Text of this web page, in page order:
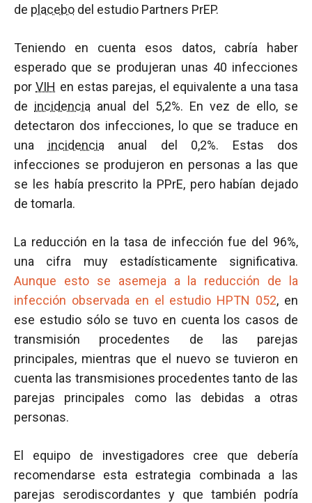
de placebo del estudio Partners PrEP.
Teniendo en cuenta esos datos, cabría haber
esperado que se produjeran unas 40 infecciones
porVIH en estas parejas, el equivalente a una tasa
de incidencia anual del 5,2%. En vez de ello, se
detectaron dos infecciones, lo que se traduce en
una incidencia anual del 0,2%. Estas dos
infecciones se produjeron en personas a las que
se les había prescrito la PPrE, pero habían dejado
de tomarla.
La reducción en la tasa de infección fue del 96%,
una cifra muy estadísticamente significativa.
Aunque esto se asemeja a la reducción de la
infección observada en el estudio HPTN 052, en
ese estudio sólo se tuvo en cuenta los casos de
transmisión procedentes de las parejas
principales, mientras que el nuevo se tuvieron en
cuenta las transmisiones procedentes tanto de las
parejas principales como las debidas a otras
personas.
El equipo de investigadores cree que debería
recomendarse esta estrategia combinada a las
parejas serodiscordantes y que también podría